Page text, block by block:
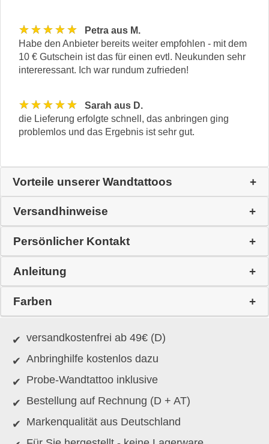
★★★★★
Petra aus M.
Habe den Anbieter bereits weiter empfohlen - mit dem
10 € Gutschein ist das für einen evtl. Neukunden sehr
intereressant. Ich war rundum zufrieden!
★★★★★
Sarah aus D.
die Lieferung erfolgte schnell, das anbringen ging
problemlos und das Ergebnis ist sehr gut.
Vorteile unserer Wandtattoos
Versandhinweise
Persönlicher Kontakt
Anleitung
Farben
versandkostenfrei ab 49€ (D)
Anbringhilfe kostenlos dazu
Probe-Wandtattoo inklusive
Bestellung auf Rechnung (D + AT)
Markenqualität aus Deutschland